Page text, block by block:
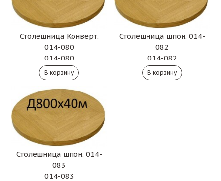
Столешница Конверт.
014-080
014-080
Столешница шпон. 014-
082
014-082
Столешница шпон. 014-
083
014-083